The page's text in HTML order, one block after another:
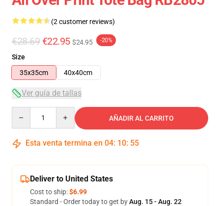
(2 customer reviews)
€28.69 €22.95 $24.95 -20%
Size
35x35cm
40x40cm
Ver guía de tallas
AÑADIR AL CARRITO
Esta venta termina en 04: 10: 54
Deliver to United States
Cost to ship:$6.99
Standard - Order today to get byAug. 15 - Aug. 22